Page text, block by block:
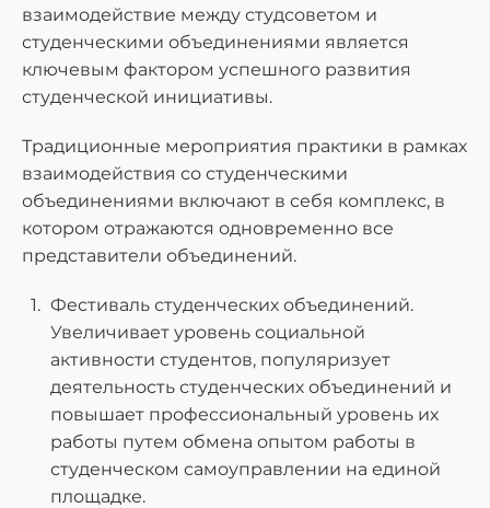
взаимодействие между студсоветом и
студенческими объединениями является
ключевым фактором успешного развития
студенческой инициативы.
Традиционные мероприятия практики в рамках
взаимодействия со студенческими
объединениями включают в себя комплекс, в
котором отражаются одновременно все
представители объединений.
Фестиваль студенческих объединений.
Увеличивает уровень социальной
активности студентов, популяризует
деятельность студенческих объединений и
повышает профессиональный уровень их
работы путем обмена опытом работы в
студенческом самоуправлении на единой
площадке.